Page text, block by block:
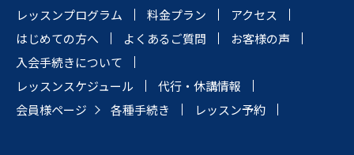
レッスンプログラム
料金プラン
アクセス
はじめての方へ
よくあるご質問
お客様の声
入会手続きについて
レッスンスケジュール
代行・休講情報
会員様ページ
各種手続き レッスン予約